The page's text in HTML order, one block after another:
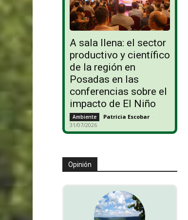
A sala llena: el sector
productivo y científico
de la región en
Posadas en las
conferencias sobre el
impacto de El Niño
Ambiente Patricia Escobar -
31/07/2026
Opinión